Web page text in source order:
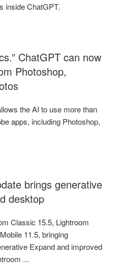
inside ChatGPT.
ChatGPT can now
Photoshop,
the AI to use more than
apps, including Photoshop,
brings generative
desktop
Classic 15.5, Lightroom
11.5, bringing
Expand and improved
...